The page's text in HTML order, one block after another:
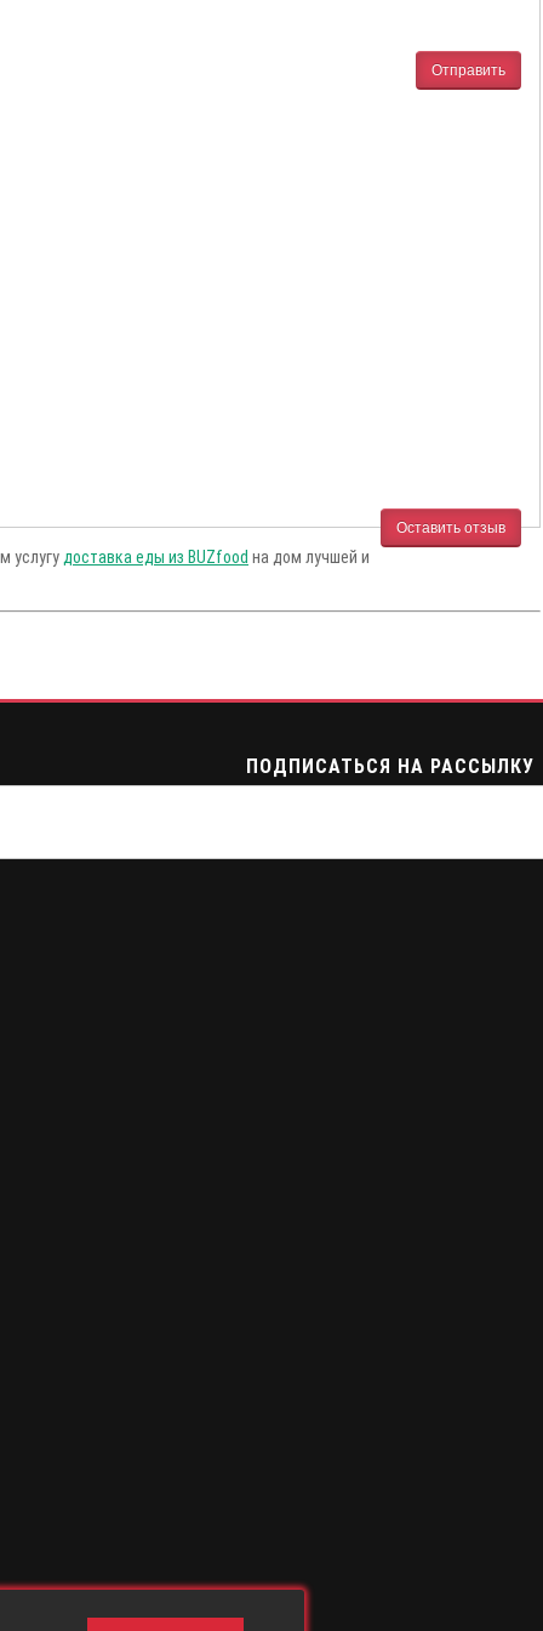
Отправить
Оставить отзыв
услугу доставка еды из BUZfood на дом лучшей и
ПОДПИСАТЬСЯ НА РАССЫЛКУ